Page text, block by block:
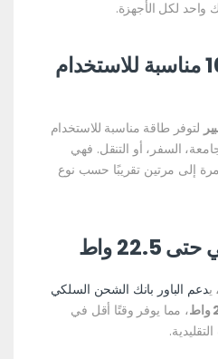
واحد لكل الأجهزة.
سعة 10000mAh مناسبة للاستخدام
لتوفر طاقة مناسبة للاستخدام
السفر، أو التنقل. فهي
إلى مرتين تقريبًا حسب نوع
واط
يدعم الباور بانك الشحن السلكي
، مما يوفر وقتًا أقل في